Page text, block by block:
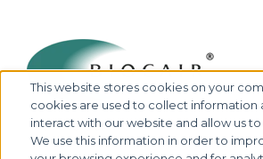
This website stores cookies on your
cookies are used to collect information
interact with our website and allow us
We use this information in order to